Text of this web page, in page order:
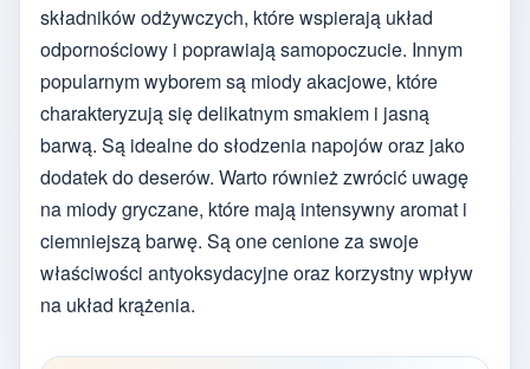
składników odżywczych, które wspierają układ
odpornościowy i poprawiają samopoczucie. Innym
popularnym wyborem są miody akacjowe, które
charakteryzują się delikatnym smakiem i jasną
barwą. Są idealne do słodzenia napojów oraz jako
dodatek do deserów. Warto również zwrócić uwagę
na miody gryczane, które mają intensywny aromat i
ciemniejszą barwę. Są one cenione za swoje
właściwości antyoksydacyjne oraz korzystny wpływ
na układ krążenia.